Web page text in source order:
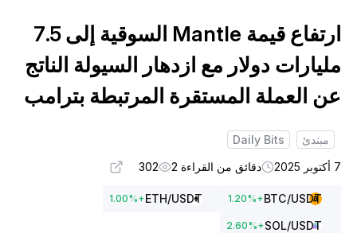
ارتفاع قيمة Mantle السوقية إلى 7.5
دولار مع ازدهار السيولة الناتج
العملة المستقرة المرتبطة بترامب
مبتدئ
Daily Bits
دقائق من القراءة 2 302
BTC/USDT
+
1.20%
ETH/USDT
+
1.00%
SOL/USDT
+
2.60%